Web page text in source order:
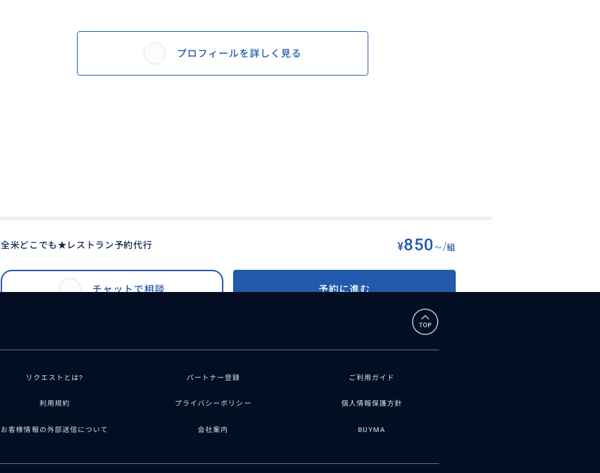
プロフィールを詳しく見る
全米どこでも★レストラン予約代行 ¥850~/組
チャットで相談 予約に進む
BUYMA TRAVEL サンディエゴオプショナルツアー> 全米どこでも★レストラン予約代行
リクエストとは? パートナー登録 ご利用ガイド
利用規約 プライバシーポリシー 個人情報保護方針
お客様情報の外部送信について 会社案内 BUYMA